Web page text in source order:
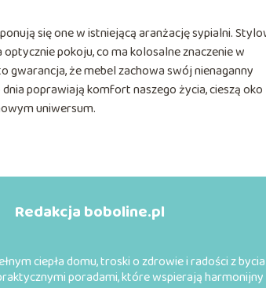
się one w istniejącą aranżację sypialni.
pokoju, co ma kolosalne znaczenie w
gwarancja, że mebel zachowa swój nienaganny
poprawiają komfort naszego życia, cieszą oko
uniwersum.
Redakcja boboline.pl
ciepła domu, troski o zdrowie i radości z
poradami, które wspierają